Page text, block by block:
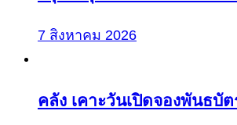
7 สิงหาคม 2026
คลัง เคาะวันเปิดจองพันธบั